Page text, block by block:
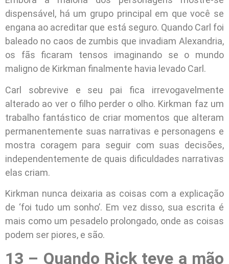
dispensável, há um grupo principal em que você se
engana ao acreditar que está seguro. Quando Carl foi
baleado no caos de zumbis que invadiam Alexandria,
os fãs ficaram tensos imaginando se o mundo
maligno de Kirkman finalmente havia levado Carl.
Carl sobrevive e seu pai fica irrevogavelmente
alterado ao ver o filho perder o olho. Kirkman faz um
trabalho fantástico de criar momentos que alteram
permanentemente suas narrativas e personagens e
mostra coragem para seguir com suas decisões,
independentemente de quais dificuldades narrativas
elas criam.
Kirkman nunca deixaria as coisas com a explicação
de ‘foi tudo um sonho’. Em vez disso, sua escrita é
mais como um pesadelo prolongado, onde as coisas
podem ser piores, e são.
13 – Quando Rick teve a mão